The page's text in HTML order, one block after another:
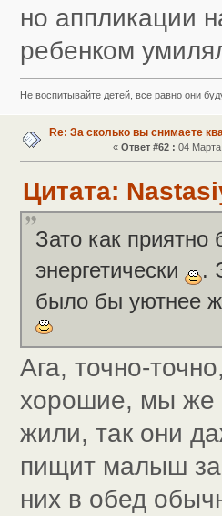
но аппликации
ребенком
Не воспитывайте детей, все равно они
Re: За сколько вы снимаете
«Ответ #62 : 04
Цитата:
Зато как приятно
энергетически
.
было бы уютнее
Ага, точно-
хорошие, мы же
жили, так они
пищит малыш
них в обед